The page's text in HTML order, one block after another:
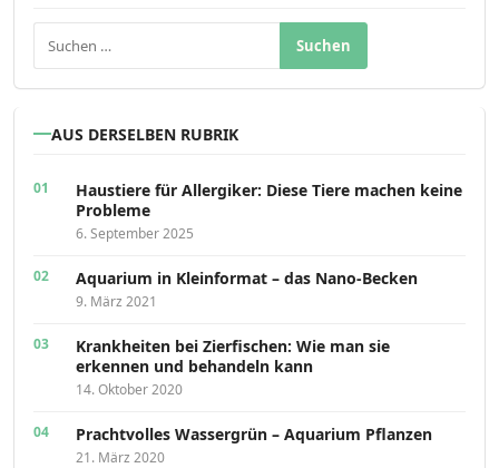
AUS DERSELBEN RUBRIK
Haustiere für Allergiker: Diese Tiere machen keine
Probleme
6. September 2025
Aquarium in Kleinformat – das Nano-Becken
9. März 2021
Krankheiten bei Zierfischen: Wie man sie
erkennen und behandeln kann
14. Oktober 2020
Prachtvolles Wassergrün – Aquarium Pflanzen
21. März 2020